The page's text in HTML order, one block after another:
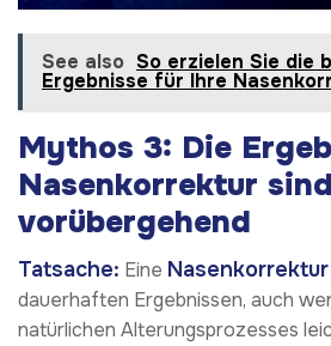
See also So erzielen Sie die
Ergebnisse für Ihre
Mythos 3: Die
Nasenkorrektur sind
vorübergehend
Tatsache: Eine Nasenkorrektur
dauerhaften Ergebnissen, auch
natürlichen Alterungsprozesses